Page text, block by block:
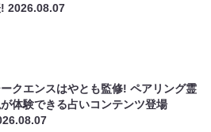
!2026.08.07
クエンスはやとも監修! ペアリング霊
体験できる占いコンテンツ登場